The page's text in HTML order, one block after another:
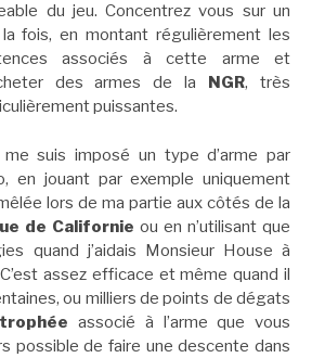
du jeu. Concentrez vous sur un
fois, en montant régulièrement les
associés à cette arme et
des armes de la NGR, très
puissantes.
me suis imposé un type d’arme par
en jouant par exemple uniquement
lors de ma partie aux côtés de la
de Californie ou en n’utilisant que
quand j’aidais Monsieur House à
assez efficace et même quand il
ou milliers de points de dégats
trophée associé à l’arme que vous
possible de faire une descente dans